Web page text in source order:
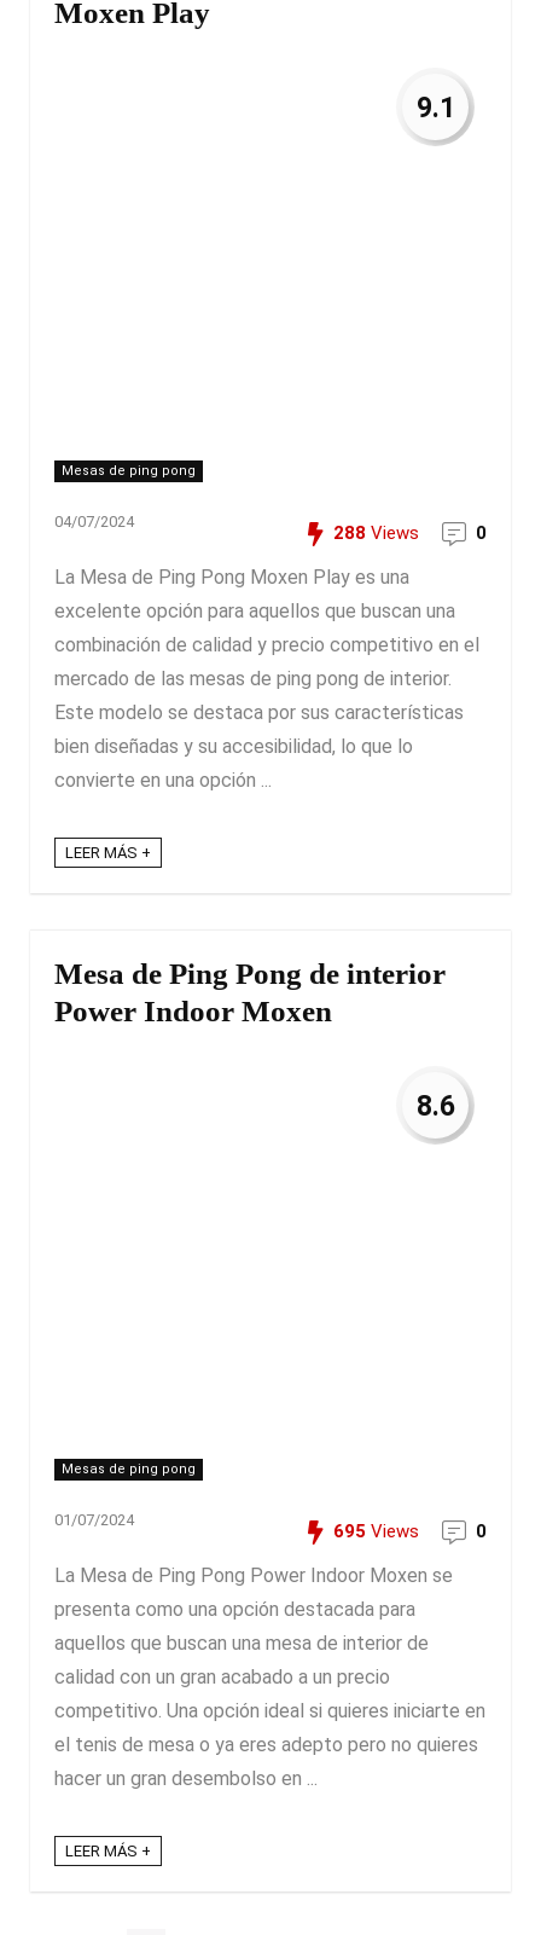
Moxen Play
Mesas de ping pong
9.1
04/07/2024
288 Views 0
La Mesa de Ping Pong Moxen Play es una
excelente opción para aquellos que buscan una
combinación de calidad y precio competitivo en el
mercado de las mesas de ping pong de interior.
Este modelo se destaca por sus características
bien diseñadas y su accesibilidad, lo que lo
convierte en una opción ...
LEER MÁS +
Mesa de Ping Pong de interior
Power Indoor Moxen
Mesas de ping pong
8.6
01/07/2024
695 Views 0
La Mesa de Ping Pong Power Indoor Moxen se
presenta como una opción destacada para
aquellos que buscan una mesa de interior de
calidad con un gran acabado a un precio
competitivo. Una opción ideal si quieres iniciarte en
el tenis de mesa o ya eres adepto pero no quieres
hacer un gran desembolso en ...
LEER MÁS +